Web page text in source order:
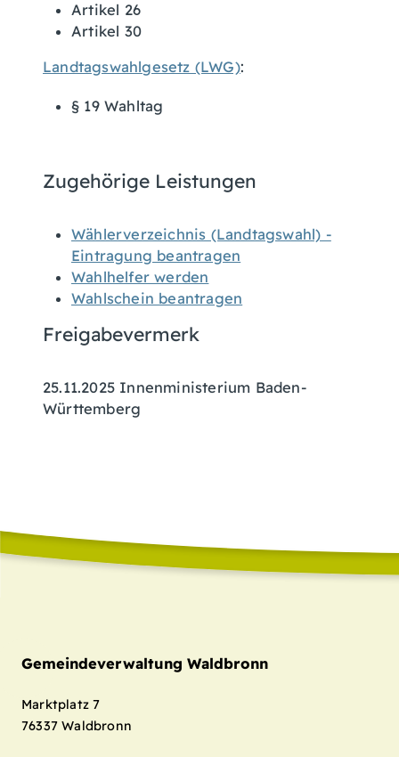
Artikel 26
Artikel 30
Landtagswahlgesetz (LWG):
§ 19 Wahltag
Zugehörige Leistungen
Wählerverzeichnis (Landtagswahl) -
Eintragung beantragen
Wahlhelfer werden
Wahlschein beantragen
Freigabevermerk
25.11.2025 Innenministerium Baden-
Württemberg
Gemeindeverwaltung Waldbronn
Marktplatz 7
76337 Waldbronn